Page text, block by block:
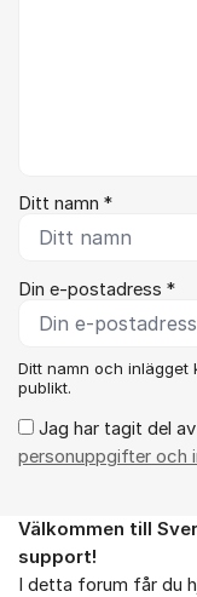
Ditt namn *
Din e-postadress *
Ditt namn och inlägget
publikt.
Jag har tagit del av
personuppgifter och
Om forumet
Välkommen till
support!
I detta forum får du